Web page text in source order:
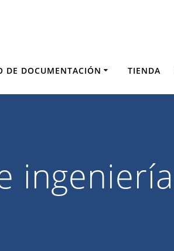
DE DOCUMENTACIÓN TIENDA
ingeniería